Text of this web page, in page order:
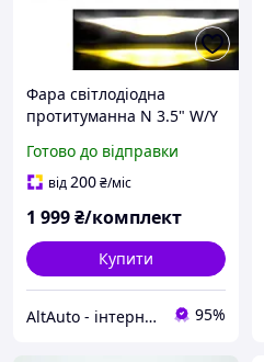
Фара світлодіодна
протитуманна N 3.5" W/Y
жовте світло
Готово до відправки
від200₴/міс
1 999₴/комплект
Купити
AltAuto - інтернет магазин автозапчастин та автоаксесуарів 95%